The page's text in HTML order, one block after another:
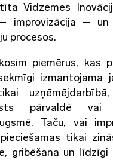
Vidzemes
improvizācija –
procesos.
piemērus, kas
izmantojama
pārvaldē vai
Taču, vai
tikai
gribēšana un līdzīgi